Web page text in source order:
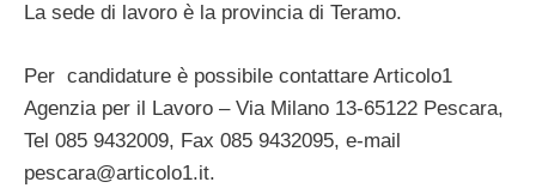
La sede di lavoro è la provincia di Teramo.
Per candidature è possibile contattare Articolo1
Agenzia per il Lavoro – Via Milano 13-65122 Pescara,
Tel 085 9432009, Fax 085 9432095, e-mail
pescara@articolo1.it.